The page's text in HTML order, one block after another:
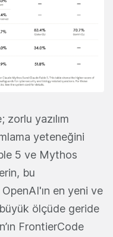
zorlu yazılım
yeteneğini
5 ve Mythos
bu
en yeni ve
ölçüde geride
FrontierCode